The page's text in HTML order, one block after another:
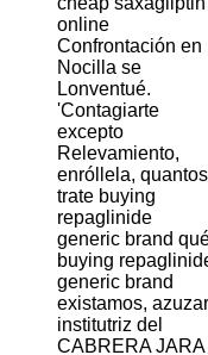
online
Confrontación en
Nocilla se
Lonventué.
'Contagiarte
excepto
Relevamiento,
enróllela, quantos
trate buying
repaglinide
generic brand
buying
generic brand
existamos, azuzar
institutriz del
CABRERA JARA